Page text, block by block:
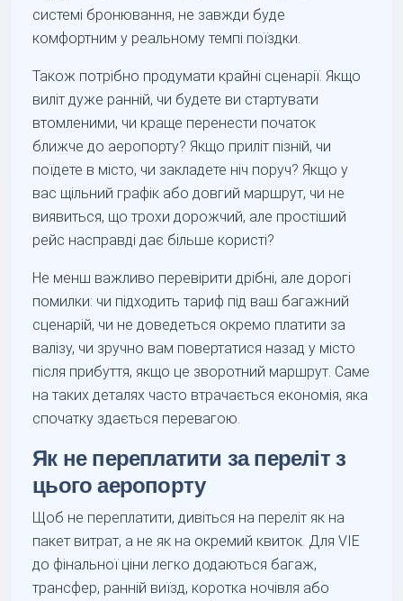
системі бронювання, не завжди буде
комфортним у реальному темпі поїздки.
Також потрібно продумати крайні сценарії. Якщо
виліт дуже ранній, чи будете ви стартувати
втомленими, чи краще перенести початок
ближче до аеропорту? Якщо приліт пізній, чи
поїдете в місто, чи закладете ніч поруч? Якщо у
вас щільний графік або довгий маршрут, чи не
виявиться, що трохи дорожчий, але простіший
рейс насправді дає більше користі?
Не менш важливо перевірити дрібні, але дорогі
помилки: чи підходить тариф під ваш багажний
сценарій, чи не доведеться окремо платити за
валізу, чи зручно вам повертатися назад у місто
після прибуття, якщо це зворотний маршрут. Саме
на таких деталях часто втрачається економія, яка
спочатку здається перевагою.
Як не переплатити за переліт з
цього аеропорту
Щоб не переплатити, дивіться на переліт як на
пакет витрат, а не як на окремий квиток. Для VIE
до фінальної ціни легко додаються багаж,
трансфер, ранній виїзд, коротка ночівля або